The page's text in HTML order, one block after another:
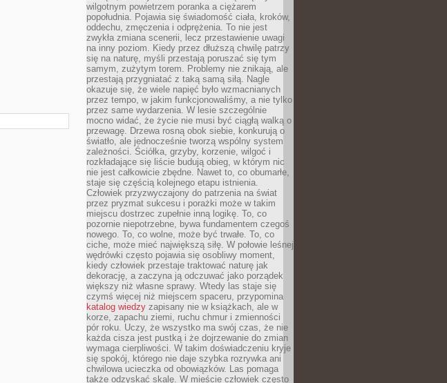
wilgotnym powietrzem poranka a ciężarem
popołudnia. Pojawia się świadomość ciała, kroków,
oddechu, zmęczenia i odprężenia. To nie jest
zwykła zmiana scenerii, lecz przestawienie uwagi
na inny poziom. Kiedy przez dłuższą chwilę patrzy
się na naturę, myśli przestają poruszać się tym
samym, zużytym torem. Problemy nie znikają, ale
przestają przygniatać z taką samą siłą. Nagle
okazuje się, że wiele napięć było wzmacnianych
przez tempo, w jakim funkcjonowaliśmy, a nie tylko
przez same wydarzenia. W lesie szczególnie
mocno widać, że życie nie musi być ciągłą walką o
przewagę. Drzewa rosną obok siebie, konkurują o
światło, ale jednocześnie tworzą wspólny system
zależności. Ściółka, grzyby, korzenie, wilgoć i
rozkładające się liście budują obieg, w którym nic
nie jest całkowicie zbędne. Nawet to, co obumarłe,
staje się częścią kolejnego etapu istnienia.
Człowiek przyzwyczajony do patrzenia na świat
przez pryzmat sukcesu i porażki może w takim
miejscu dostrzec zupełnie inną logikę. To, co
pozornie niepotrzebne, bywa fundamentem czegoś
nowego. To, co wolne, może być trwałe. To, co
ciche, może mieć największą siłę. W połowie leśnej
wędrówki często pojawia się osobliwy moment,
kiedy człowiek przestaje traktować naturę jak
dekorację, a zaczyna ją odczuwać jako porządek
większy niż własne sprawy. Wtedy las staje się
czymś więcej niż miejscem spaceru, przypomina
katalog wiedzy zapisany nie w książkach, ale w
korze, zapachu ziemi, ruchu chmur i zmienności
pór roku. Uczy, że wszystko ma swój czas, że nie
każda cisza jest pustką i że dojrzewanie do zmian
wymaga cierpliwości. W takim doświadczeniu kryje
się spokój, którego nie daje szybka rozrywka ani
chwilowa ucieczka od obowiązków. Las pomaga
także odzyskać skalę. W mieście człowiek często